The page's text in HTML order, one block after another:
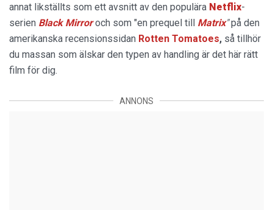
annat likställts som ett avsnitt av den populära Netflix-
serien Black Mirroroch som "en prequel till Matrix"på den
amerikanska recensionssidan Rotten Tomatoes, så tillhör
du massan som älskar den typen av handling är det här rätt
film för dig.
ANNONS